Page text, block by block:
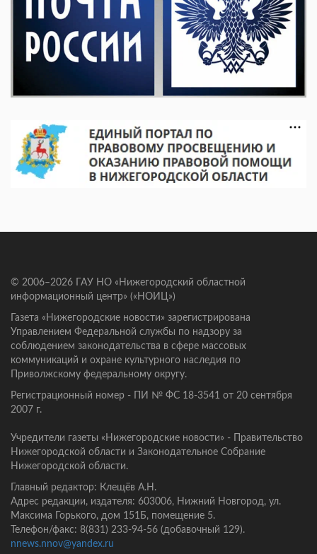
© 2006–2026 ГАУ НО «Нижегородский областной
информационный центр» («НОИЦ»)
Газета «Нижегородские новости» зарегистрирована
Управлением Федеральной службы по надзору за
соблюдением законодательства в сфере массовых
коммуникаций и охране культурного наследия по
Приволжскому федеральному округу.
Регистрационный номер - ПИ № ФС 18-3541 от 20 сентября
2007 г.
Учредители газеты «Нижегородские новости» - Правительство
Нижегородской области и Законодательное Собрание
Нижегородской области.
Главный редактор: Клещёв А.Н.
Адрес редакции, издателя: 603006, Нижний Новгород, ул.
Максима Горького, дом 151Б, помещение 5.
Телефон/факс: 8(831) 233-94-56 (добавочный 129).
nnews.nnov@yandex.ru